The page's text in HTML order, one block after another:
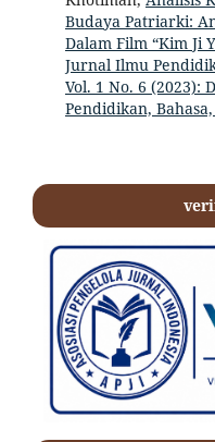
Budaya Patriarki:
Dalam Film “Kim Ji
Jurnal Ilmu
Vol. 1 No. 6 (2023):
Pendidikan,